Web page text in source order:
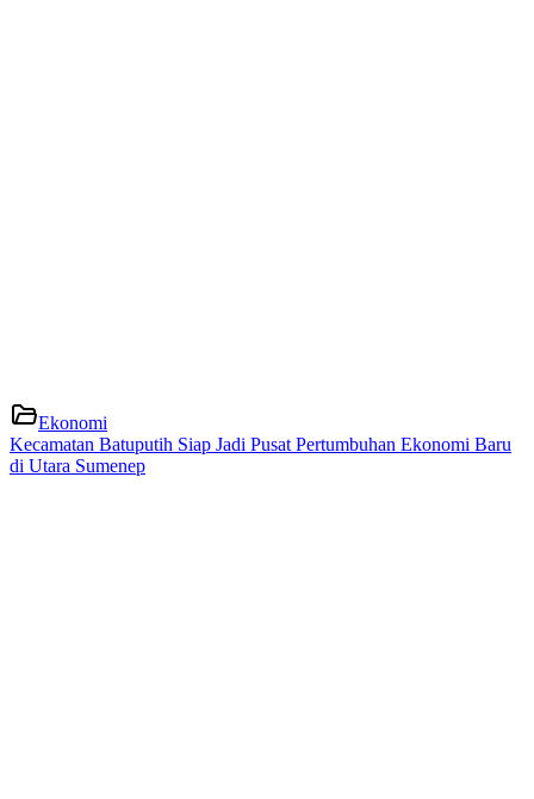
Ekonomi
Kecamatan Batuputih Siap Jadi Pusat Pertumbuhan Ekonomi Baru
di Utara Sumenep